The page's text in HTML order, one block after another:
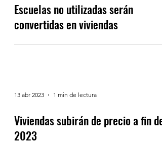
Escuelas no utilizadas serán
convertidas en viviendas
13 abr 2023 1 min de lectura
Viviendas subirán de precio a fin de
2023